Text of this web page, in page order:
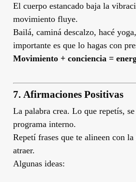
El cuerpo estancado baja la
movimiento fluye.
Bailá, caminá descalzo, hacé
importante es que lo hagas con
Movimiento + conciencia =
7. Afirmaciones Positivas
La palabra crea. Lo que repetís,
programa interno.
Repetí frases que te alineen con la
atraer.
Algunas ideas: